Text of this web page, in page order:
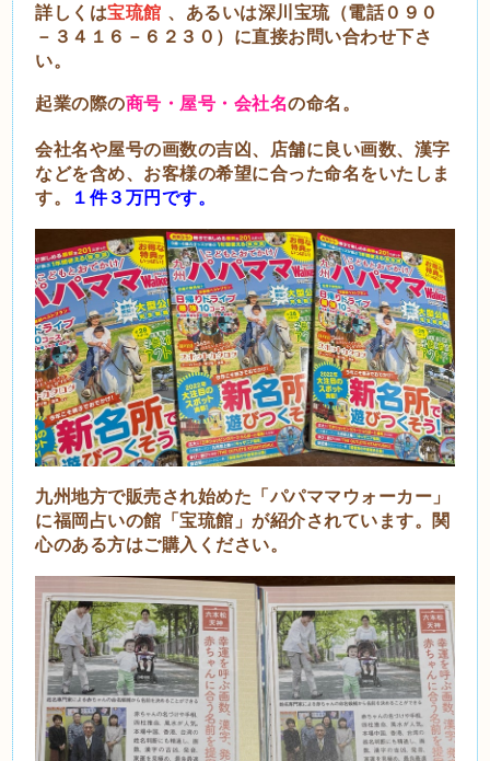
詳しくは宝琉館 、あるいは深川宝琉（電話０９０
－３４１６－６２３０）に直接お問い合わせ下さ
い。
起業の際の商号・屋号・会社名の命名。
会社名や屋号の画数の吉凶、店舗に良い画数、漢字
などを含め、お客様の希望に合った命名をいたしま
す。
１件３万円です。
九州地方で販売され始めた「パパママウォーカー」
に福岡占いの館「宝琉館」が紹介されています。関
心のある方はご購入ください。